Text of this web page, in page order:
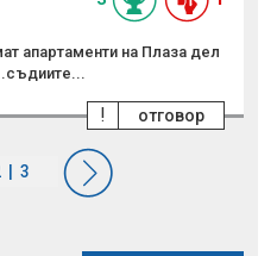
апартаменти на Плаза дел
отговор
!